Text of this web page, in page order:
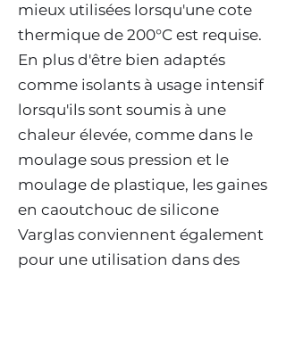
mieux utilisées lorsqu'une cote
thermique de 200°C est requise.
En plus d'être bien adaptés
comme isolants à usage intensif
lorsqu'ils sont soumis à une
chaleur élevée, comme dans le
moulage sous pression et le
moulage de plastique, les gaines
en caoutchouc de silicone
Varglas conviennent également
pour une utilisation dans des